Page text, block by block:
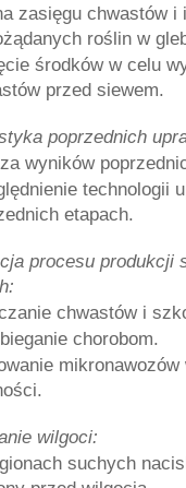
zasięgu chwastów i
roślin w
środków w celu
przed siewem.
poprzednich
wyników
technologii
etapach.
procesu produkcji
chwastów i
chorobom.
wilgoci:
suchych